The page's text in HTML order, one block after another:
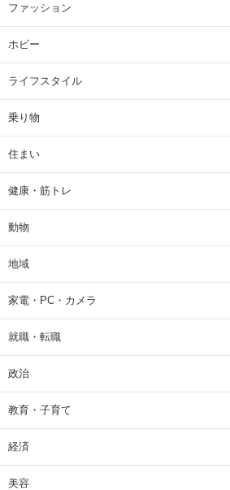
ファッション
ホビー
ライフスタイル
乗り物
住まい
健康・筋トレ
動物
地域
家電・PC・カメラ
就職・転職
政治
教育・子育て
経済
美容